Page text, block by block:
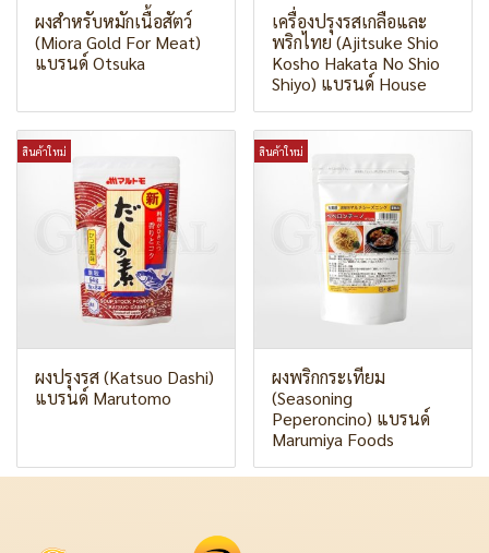
ผงสำหรับหมักเนื้อสัตว์
(Miora Gold For Meat)
แบรนด์ Otsuka
เครื่องปรุงรสเกลือและ
พริกไทย (Ajitsuke Shio
Kosho Hakata No Shio
Shiyo) แบรนด์ House
สินค้าใหม่
ผงปรุงรส (Katsuo Dashi)
แบรนด์ Marutomo
สินค้าใหม่
ผงพริกกระเทียม
(Seasoning
Peperoncino) แบรนด์
Marumiya Foods